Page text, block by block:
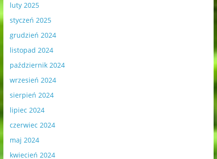
luty 2025
styczeń 2025
grudzień 2024
listopad 2024
październik 2024
wrzesień 2024
sierpień 2024
lipiec 2024
czerwiec 2024
maj 2024
kwiecień 2024